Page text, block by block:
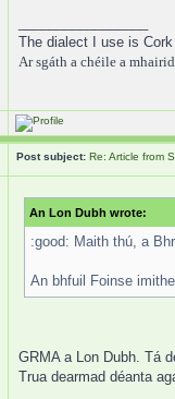
The dialect I use is
Ar sgáth a chéile a
Post subject: Re: Article from
An Lon Dubh wrote:
:good: Maith thú, a
An bhfuil Foinse
GRMA a Lon Dubh. Tá
Trua dearmad déanta